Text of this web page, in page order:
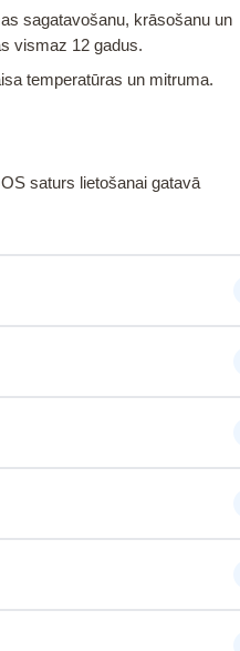
sagatavošanu, krāsošanu un
vismaz 12 gadus.
temperatūras un mitruma.
saturs lietošanai gatavā